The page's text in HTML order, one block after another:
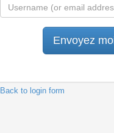
to login form